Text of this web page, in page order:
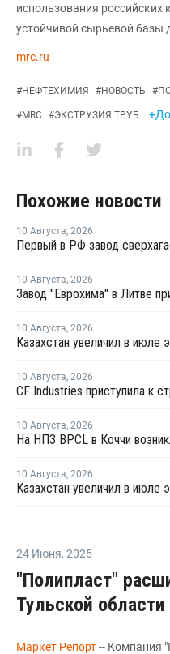
использования российских
устойчивой сырьевой базы
mrc.ru
#НЕФТЕХИМИЯ #НОВОСТЬ #
#MRC #ЭКСТРУЗИЯ ТРУБ
Похожие новости
10 Августа, 2026
10 Августа, 2026
Завод "Еврохима" в Литве
10 Августа, 2026
10 Августа, 2026
10 Августа, 2026
На НПЗ BPCL в Коччи
10 Августа, 2026
24 Июня, 2025
"Полипласт"
Тульской области
Маркет Репорт-- Компания